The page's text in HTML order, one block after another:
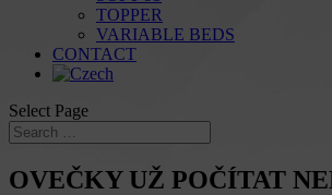
TOPPER
VARIABLE BEDS
CONTACT
Select Page
OVEČKY UŽ POČÍTAT